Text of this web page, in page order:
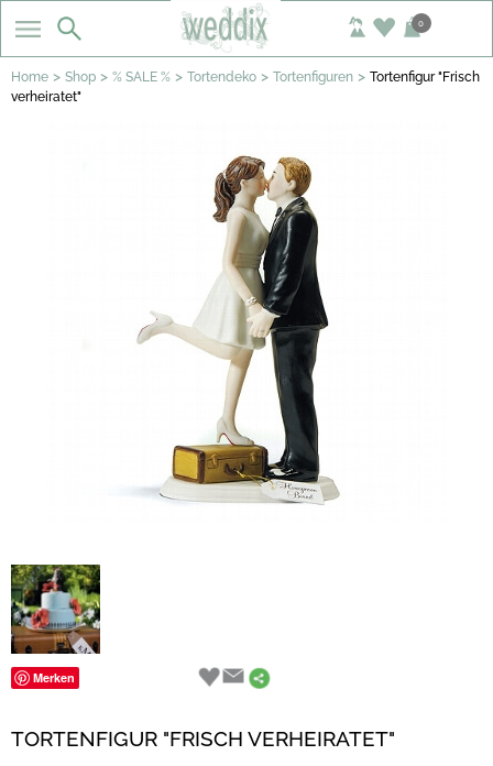
0
Home > Shop > % SALE % > Tortendeko > Tortenfiguren > Tortenfigur "Frisch
verheiratet"
Merken
TORTENFIGUR "FRISCH VERHEIRATET"